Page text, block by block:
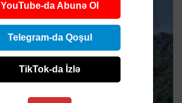
YouTube-da Abunə Ol
Telegram-da Qoşul
TikTok-da İzlə